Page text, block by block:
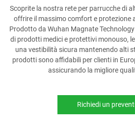
Scoprite la nostra rete per parrucche di
offrire il massimo comfort e protezione
Prodotto da Wuhan Magnate
di prodotti medici e protettivi monouso,
una vestibilità sicura mantenendo alti
prodotti sono affidabili per clienti in
assicurando la migliore
Richiedi un